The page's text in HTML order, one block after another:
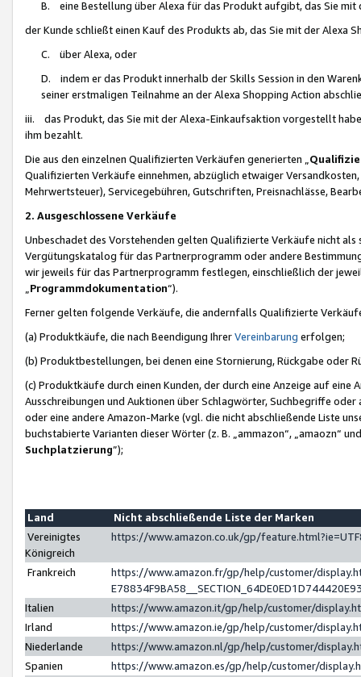
B. eine Bestellung über Alexa für das Produkt aufgibt, das Sie mit
der Kunde schließt einen Kauf des Produkts ab, das Sie mit der Alexa
C. über Alexa, oder
D. indem er das Produkt innerhalb der Skills Session in den
seiner erstmaligen Teilnahme an der Alexa Shopping Action
iii. das Produkt, das Sie mit der Alexa-Einkaufsaktion vorgestellt
ihm bezahlt.
Die aus den einzelnen Qualifizierten Verkäufen generierten „
Qualifizierten Verkäufe einnehmen, abzüglich etwaiger
Mehrwertsteuer), Servicegebühren, Gutschriften, Preisnachlässe,
2. Ausgeschlossene Verkäufe
Unbeschadet des Vorstehenden gelten Qualifizierte Verkäufe nicht
Vergütungskatalog für das Partnerprogramm oder andere
wir jeweils für das Partnerprogramm festlegen, einschließlich der
Programmdokumentation“).
Ferner gelten folgende Verkäufe, die andernfalls Qualifizierte
(a) Produktkäufe, die nach Beendigung IhrerVereinbarung erfolgen;
(b) Produktbestellungen, bei denen eine Stornierung, Rückgabe oder
(c) Produktkäufe durch einen Kunden, der durch eine Anzeige auf
Ausschreibungen und Auktionen über Schlagwörter, Suchbegriffe
oder eine andere Amazon-Marke (vgl. die nicht abschließende Liste
buchstabierte Varianten dieser Wörter (z. B. „ammazon“, „amaozn“
Suchplatzierung”);
Land
Nicht abschließende Liste der Marken
Vereinigtes
Königreich
https://www.amazon.co.uk/gp/
Frankreich
https://www.amazon.fr/gp/help/customer/
Italien
https://www.amazon.it/gp/help/customer/
Irland
https://www.amazon.ie/gp/help/customer/
Niederlande
https://www.amazon.nl/gp/help/customer/
Spanien
https://www.amazon.es/gp/help/customer/